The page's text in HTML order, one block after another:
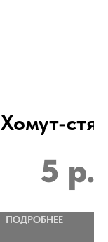
Хомут-
5 р.
ПОДРОБНЕЕ